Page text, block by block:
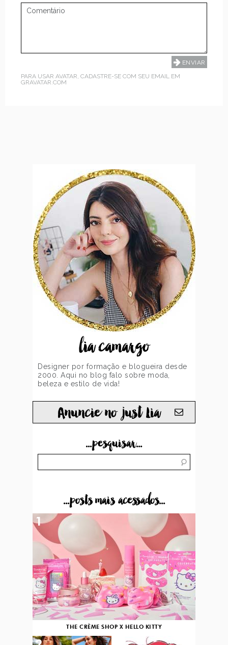
PARA USAR AVATAR, CADASTRE-SE COM SEU EMAIL EM
GRAVATAR.COM
lia camargo
Designer por formação e blogueira desde
2000. Aqui no blog falo sobre moda,
beleza e estilo de vida!
Anuncie no just Lia
...pesquisar...
...posts mais acessados...
THE CRÈME SHOP X HELLO KITTY
1